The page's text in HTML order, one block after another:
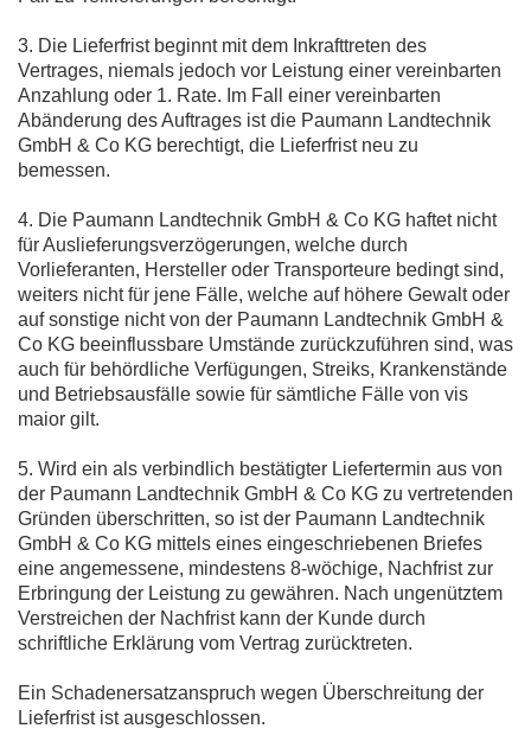
3. Die Lieferfrist beginnt mit dem Inkrafttreten des
Vertrages, niemals jedoch vor Leistung einer vereinbarten
Anzahlung oder 1. Rate. Im Fall einer vereinbarten
Abänderung des Auftrages ist die Paumann Landtechnik
GmbH & Co KG berechtigt, die Lieferfrist neu zu
bemessen.
4. Die Paumann Landtechnik GmbH & Co KG haftet nicht
für Auslieferungsverzögerungen, welche durch
Vorlieferanten, Hersteller oder Transporteure bedingt sind,
weiters nicht für jene Fälle, welche auf höhere Gewalt oder
auf sonstige nicht von der Paumann Landtechnik GmbH &
Co KG beeinflussbare Umstände zurückzuführen sind, was
auch für behördliche Verfügungen, Streiks, Krankenstände
und Betriebsausfälle sowie für sämtliche Fälle von vis
maior gilt.
5. Wird ein als verbindlich bestätigter Liefertermin aus von
der Paumann Landtechnik GmbH & Co KG zu vertretenden
Gründen überschritten, so ist der Paumann Landtechnik
GmbH & Co KG mittels eines eingeschriebenen Briefes
eine angemessene, mindestens 8-wöchige, Nachfrist zur
Erbringung der Leistung zu gewähren. Nach ungenütztem
Verstreichen der Nachfrist kann der Kunde durch
schriftliche Erklärung vom Vertrag zurücktreten.
Ein Schadenersatzanspruch wegen Überschreitung der
Lieferfrist ist ausgeschlossen.